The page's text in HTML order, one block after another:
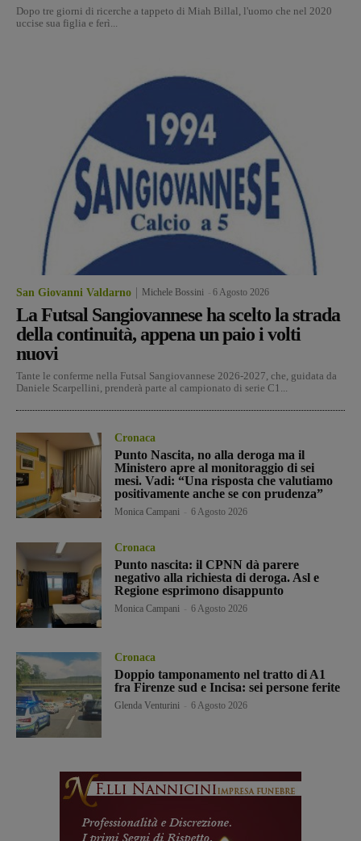
Dopo tre giorni di ricerche a tappeto di Miah Billal, l'uomo che nel 2020
uccise sua figlia e ferì...
San Giovanni Valdarno Michele Bossini 6 Agosto 2026
La Futsal Sangiovannese ha scelto la strada
della continuità, appena un paio i volti
nuovi
Tante le conferme nella Futsal Sangiovannese 2026-2027, che, guidata da
Daniele Scarpellini, prenderà parte al campionato di serie C1...
Cronaca
Punto Nascita, no alla deroga ma il
Ministero apre al monitoraggio di sei
mesi. Vadi: “Una risposta che valutiamo
positivamente anche se con prudenza”
Monica Campani 6 Agosto 2026
Cronaca
Punto nascita: il CPNN dà parere
negativo alla richiesta di deroga. Asl e
Regione esprimono disappunto
Monica Campani 6 Agosto 2026
Cronaca
Doppio tamponamento nel tratto di A1
fra Firenze sud e Incisa: sei persone ferite
Glenda Venturini 6 Agosto 2026